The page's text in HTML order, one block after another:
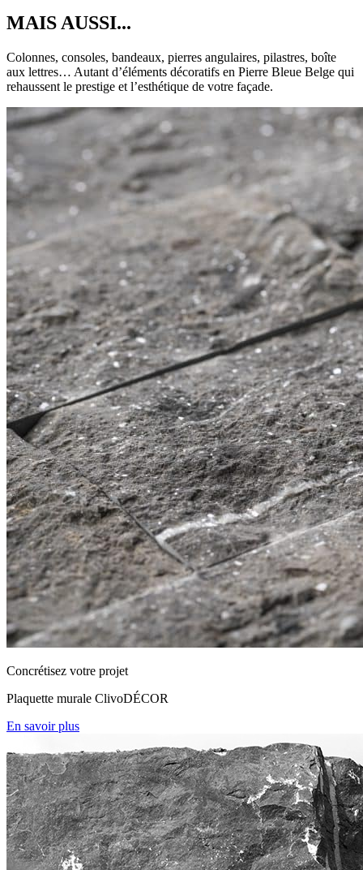
MAIS AUSSI...
Colonnes, consoles, bandeaux, pierres angulaires, pilastres, boîte
aux lettres… Autant d’éléments décoratifs en Pierre Bleue Belge qui
rehaussent le prestige et l’esthétique de votre façade.
Concrétisez votre projet
Plaquette murale ClivoDÉCOR
En savoir plus